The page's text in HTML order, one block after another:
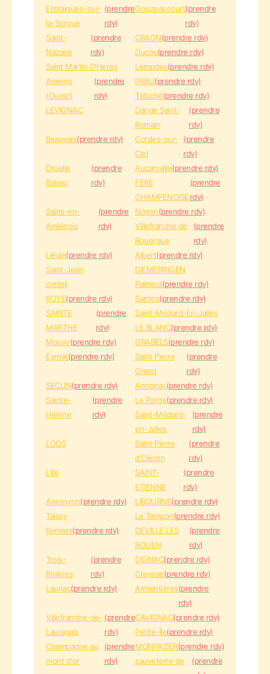
Entraigues-sur-
la-Sorgue
(prendre
rdv)
Gouzeaucourt(prendre
rdv)
Saint-
Nazaire
(prendre
rdv)
CRAON(prendre rdv)
Ducos(prendre rdv)
Saint Martin D'Heres
Lempdes(prendre rdv)
Amiens
(Ouest)
(prendre
rdv)
PABU(prendre rdv)
Teloché(prendre rdv)
LEVIGNAC
Dange Saint-
Romain
(prendre
rdv)
Beauvais(prendre rdv)
Cordes-sur-
Ciel
(prendre
rdv)
Druelle
Balsac
(prendre
rdv)
Aucamville(prendre rdv)
FERE
CHAMPENOISE
(prendre
rdv)
Sains-en-
Amiénois
(prendre
rdv)
Noyon(prendre rdv)
Villefranche de
Rouergue
(prendre
rdv)
Liévin(prendre rdv) Albert(prendre rdv)
Saint-Jean
DIEMERINGEN
creteil
Paimpol(prendre rdv)
ROYE(prendre rdv) Santes(prendre rdv)
SAINTE
MARTHE
(prendre
rdv)
Saint-Médard-En-Jalles
LE BLANC(prendre rdv)
Mouxy(prendre rdv) GRABELS(prendre rdv)
Eymet(prendre rdv)
Saint Pierre
Grand
(prendre
rdv)
SECLIN(prendre rdv) Annonay(prendre rdv)
Sainte-
Hélène
(prendre
rdv)
Le Porge(prendre rdv)
Saint-Médard-
en-Jalles
(prendre
rdv)
LOOS
Saint Pierre
d'Oléron
(prendre
rdv)
Lille
SAINT-
ETIENNE
(prendre
rdv)
Anneyron(prendre rdv) LIBOURNE(prendre rdv)
Taissy
Le Tampon(prendre rdv)
Rennes(prendre rdv)
DEVILLE LES
ROUEN
(prendre
rdv)
Trois-
Rivières
(prendre
rdv)
DIGNAC(prendre rdv)
Creysse(prendre rdv)
Launac(prendre rdv) Armentières(prendre
rdv)
Villefranche-de-
Lauragais
(prendre
rdv)
CAVIGNAC(prendre rdv)
Petite-Île(prendre rdv)
Champagne au
mont d'or
(prendre
rdv)
MONPAZIER(prendre rdv)
sauveterre de
(prendre